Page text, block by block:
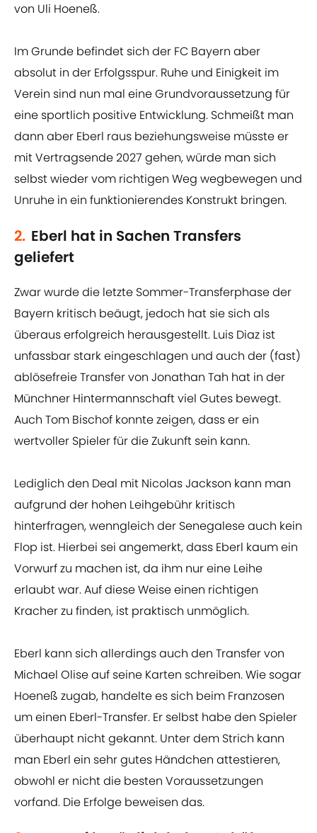
von Uli Hoeneß.
Im Grunde befindet sich der FC Bayern aber
absolut in der Erfolgsspur. Ruhe und Einigkeit im
Verein sind nun mal eine Grundvoraussetzung für
eine sportlich positive Entwicklung. Schmeißt man
dann aber Eberl raus beziehungsweise müsste er
mit Vertragsende 2027 gehen, würde man sich
selbst wieder vom richtigen Weg wegbewegen und
Unruhe in ein funktionierendes Konstrukt bringen.
2. Eberl hat in Sachen Transfers
geliefert
Zwar wurde die letzte Sommer-Transferphase der
Bayern kritisch beäugt, jedoch hat sie sich als
überaus erfolgreich herausgestellt. Luis Diaz ist
unfassbar stark eingeschlagen und auch der (fast)
ablösefreie Transfer von Jonathan Tah hat in der
Münchner Hintermannschaft viel Gutes bewegt.
Auch Tom Bischof konnte zeigen, dass er ein
wertvoller Spieler für die Zukunft sein kann.
Lediglich den Deal mit Nicolas Jackson kann man
aufgrund der hohen Leihgebühr kritisch
hinterfragen, wenngleich der Senegalese auch kein
Flop ist. Hierbei sei angemerkt, dass Eberl kaum ein
Vorwurf zu machen ist, da ihm nur eine Leihe
erlaubt war. Auf diese Weise einen richtigen
Kracher zu finden, ist praktisch unmöglich.
Eberl kann sich allerdings auch den Transfer von
Michael Olise auf seine Karten schreiben. Wie sogar
Hoeneß zugab, handelte es sich beim Franzosen
um einen Eberl-Transfer. Er selbst habe den Spieler
überhaupt nicht gekannt. Unter dem Strich kann
man Eberl ein sehr gutes Händchen attestieren,
obwohl er nicht die besten Voraussetzungen
vorfand. Die Erfolge beweisen das.